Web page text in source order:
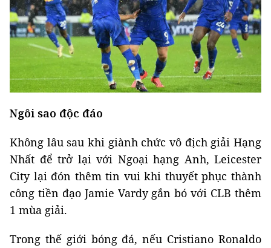
Ngôi sao độc đáo
Không lâu sau khi giành chức vô địch giải Hạng
Nhất để trở lại với Ngoại hạng Anh, Leicester
City lại đón thêm tin vui khi thuyết phục thành
công tiền đạo Jamie Vardy gắn bó với CLB thêm
1 mùa giải.
Trong thế giới bóng đá, nếu Cristiano Ronaldo